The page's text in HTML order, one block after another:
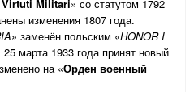
Militari» со статутом 1792
изменения 1807 года.
» заменён польским «HONOR I
25 марта 1933 года принят новый
на «Орден военный